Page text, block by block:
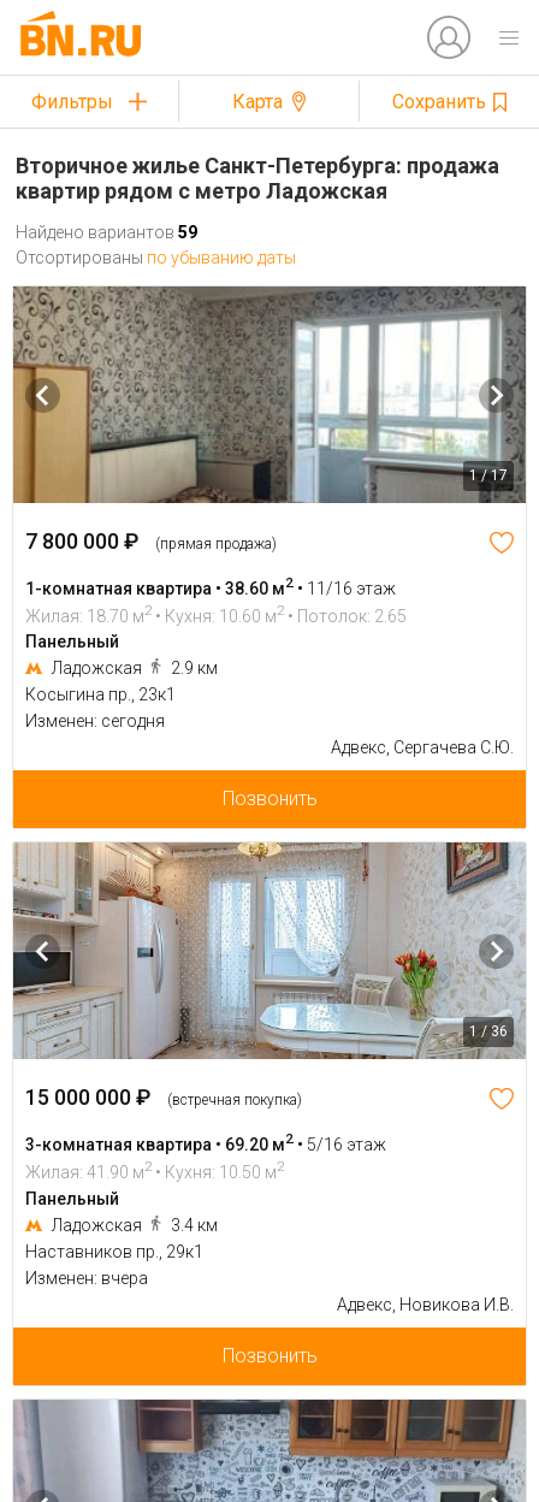
Фильтры Карта Сохранить
Вторичное жилье Санкт-Петербурга: продажа
квартир рядом с метро Ладожская
Найдено вариантов 59
Отсортированы по убыванию даты
1 / 17
7 800 000 ₽ (прямая продажа)
1-комнатная квартира • 38.60 м2 • 11/16 этаж
Жилая: 18.70 м2 • Кухня: 10.60 м2 • Потолок: 2.65
Панельный
Ладожская
2.9 км
Косыгина пр., 23к1
Изменен: сегодня
Адвекс, Сергачева С.Ю.
Позвонить
1 / 36
15 000 000 ₽ (встречная покупка)
3-комнатная квартира • 69.20 м2 • 5/16 этаж
Жилая: 41.90 м2 • Кухня: 10.50 м2
Панельный
Ладожская
3.4 км
Наставников пр., 29к1
Изменен: вчера
Адвекс, Новикова И.В.
Позвонить